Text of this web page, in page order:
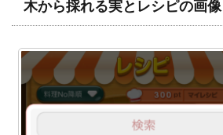
木から採れる実とレシピの画像